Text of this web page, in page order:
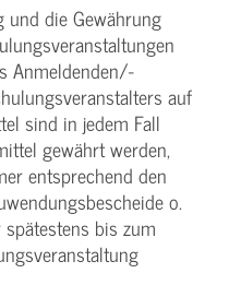
und die Gewährung
Anmeldenden/­
auf
sind in jedem Fall
gewährt werden,
entsprechend den
o.
bis zum